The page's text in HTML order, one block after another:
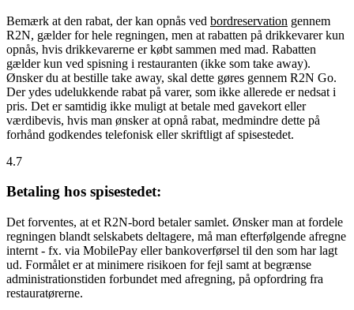
Bemærk at den rabat, der kan opnås ved bordreservation gennem
R2N, gælder for hele regningen, men at rabatten på drikkevarer kun
opnås, hvis drikkevarerne er købt sammen med mad. Rabatten
gælder kun ved spisning i restauranten (ikke som take away).
Ønsker du at bestille take away, skal dette gøres gennem R2N Go.
Der ydes udelukkende rabat på varer, som ikke allerede er nedsat i
pris. Det er samtidig ikke muligt at betale med gavekort eller
værdibevis, hvis man ønsker at opnå rabat, medmindre dette på
forhånd godkendes telefonisk eller skriftligt af spisestedet.
4.7
Betaling hos spisestedet:
Det forventes, at et R2N-bord betaler samlet. Ønsker man at fordele
regningen blandt selskabets deltagere, må man efterfølgende afregne
internt - fx. via MobilePay eller bankoverførsel til den som har lagt
ud. Formålet er at minimere risikoen for fejl samt at begrænse
administrationstiden forbundet med afregning, på opfordring fra
restauratørerne.